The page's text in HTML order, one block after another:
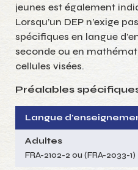
jeunes est également
Lorsqu’un DEP n’exige
spécifiques en langue
seconde ou en
cellules visées.
Préalables
Langue
Adultes
FRA-2102-2 ou (FRA-2033-1)